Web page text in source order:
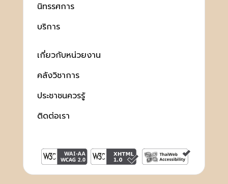
นิทรรศการ
บริการ
เกี่ยวกับหน่วยงาน
คลังวิชาการ
ประชาชนควรรู้
ติดต่อเรา